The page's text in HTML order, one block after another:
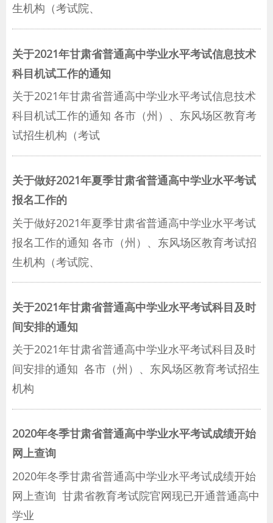
生机构（考试院、
关于2021年甘肃省普通高中学业水平考试信息技术
科目机试工作的通知
关于2021年甘肃省普通高中学业水平考试信息技术
科目机试工作的通知 各市（州）、东风场区教育考
试招生机构（考试
关于做好2021年夏季甘肃省普通高中学业水平考试
报名工作的
关于做好2021年夏季甘肃省普通高中学业水平考试
报名工作的通知 各市（州）、东风场区教育考试招
生机构（考试院、
关于2021年甘肃省普通高中学业水平考试科目及时
间安排的通知
关于2021年甘肃省普通高中学业水平考试科目及时
间安排的通知 各市（州）、东风场区教育考试招生
机构
2020年冬季甘肃省普通高中学业水平考试成绩开始
网上查询
2020年冬季甘肃省普通高中学业水平考试成绩开始
网上查询 甘肃省教育考试院官网现已开通普通高中
学业